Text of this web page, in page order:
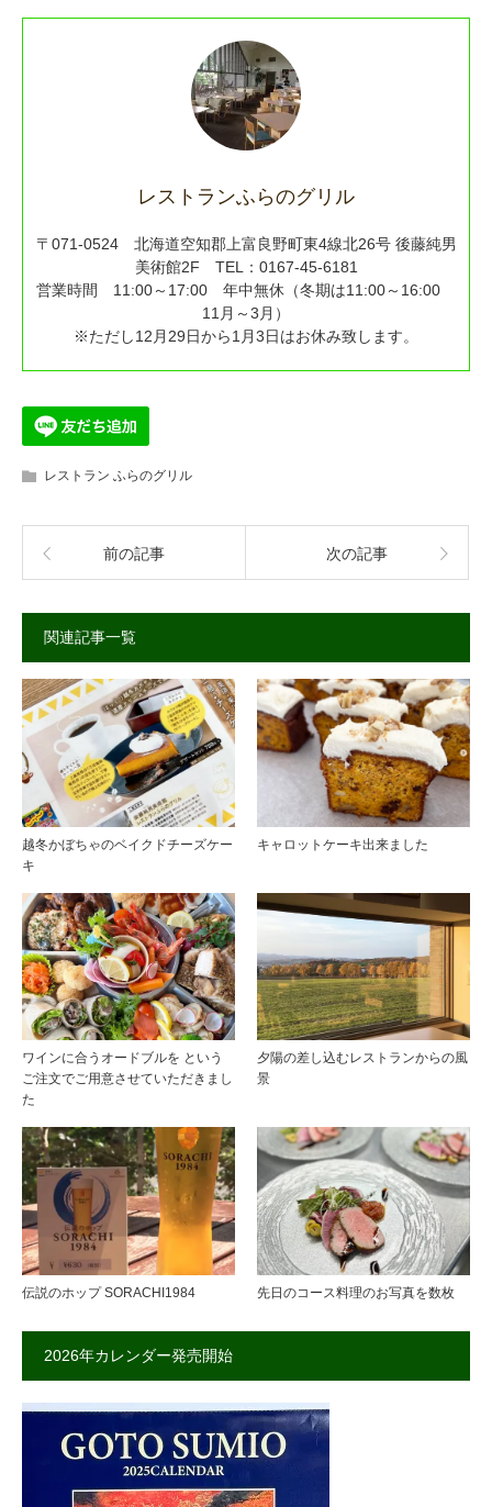
レストランふらのグリル
〒071-0524 北海道空知郡上富良野町東4線北26号 後藤純男
美術館2F TEL：0167-45-6181
営業時間 11:00～17:00 年中無休（冬期は11:00～16:00
11月～3月）
※ただし12月29日から1月3日はお休み致します。
レストラン ふらのグリル
前の記事 次の記事
関連記事一覧
越冬かぼちゃのベイクドチーズケー
キ
キャロットケーキ出来ました
ワインに合うオードブルを という
ご注文でご用意させていただきまし
た
夕陽の差し込むレストランからの風
景
伝説のホップ SORACHI1984 先日のコース料理のお写真を数枚
2026年カレンダー発売開始